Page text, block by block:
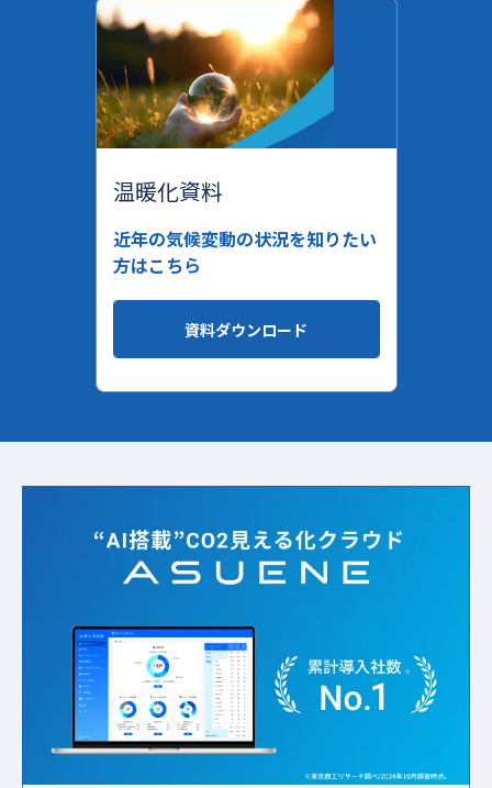
温暖化資料
近年の気候変動の状況を知りたい
方はこちら
資料ダウンロード